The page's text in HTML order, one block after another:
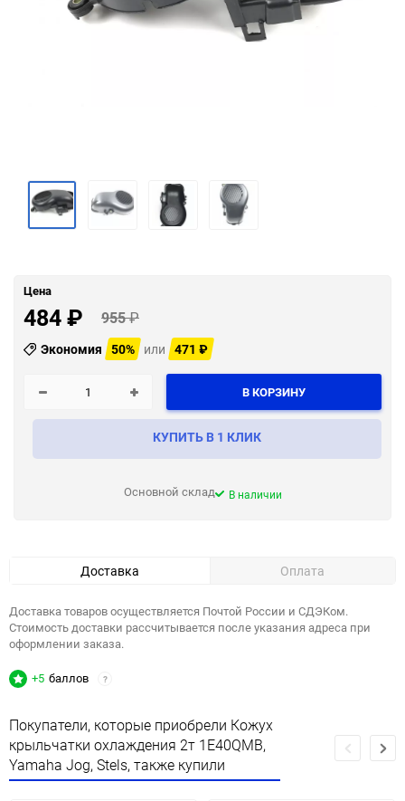
Цена
484₽ 955₽
Экономия 50% или 471 ₽
В КОРЗИНУ
КУПИТЬ В 1 КЛИК
Основной склад В наличии
Доставка Оплата
Доставка товаров осуществляется Почтой России и СДЭКом.
Стоимость доставки рассчитывается после указания адреса при
оформлении заказа.
+5 баллов ?
Покупатели, которые приобрели Кожух
крыльчатки охлаждения 2т 1E40QMB,
Yamaha Jog, Stels, также купили